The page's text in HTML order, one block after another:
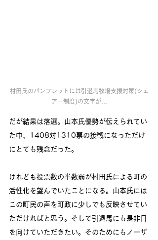
村田氏のパンフレットには引退馬牧場支援対策(シェ
アー制度)の文字が...
だが結果は落選。山本氏優勢が伝えられてい
た中、1408対1310票の接戦になっただけ
にとても残念だった。
けれども投票数の半数弱が村田氏による町の
活性化を望んでいたことになる。山本氏には
この町民の声を町政に少しでも反映させてい
ただければと思う。そして引退馬にも是非目
を向けていただきたい。そのためにもノーザ